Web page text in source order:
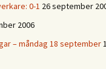
0-1 26 september
2006
– måndag 18 september